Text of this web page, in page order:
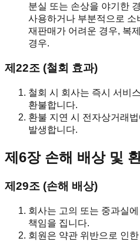
분실 또는 손상을 야기한
사용하거나 부분적으로 소
재판매가 어려운 경우, 복
경우.
제22조 (철회 효과)
철회 시 회사는 즉시 서비
환불합니다.
환불 지연 시 전자상거래
발생합니다.
제6장 손해 배상 및
제29조 (손해 배상)
회사는 고의 또는 중과실
책임을 집니다.
회원은 약관 위반으로 인